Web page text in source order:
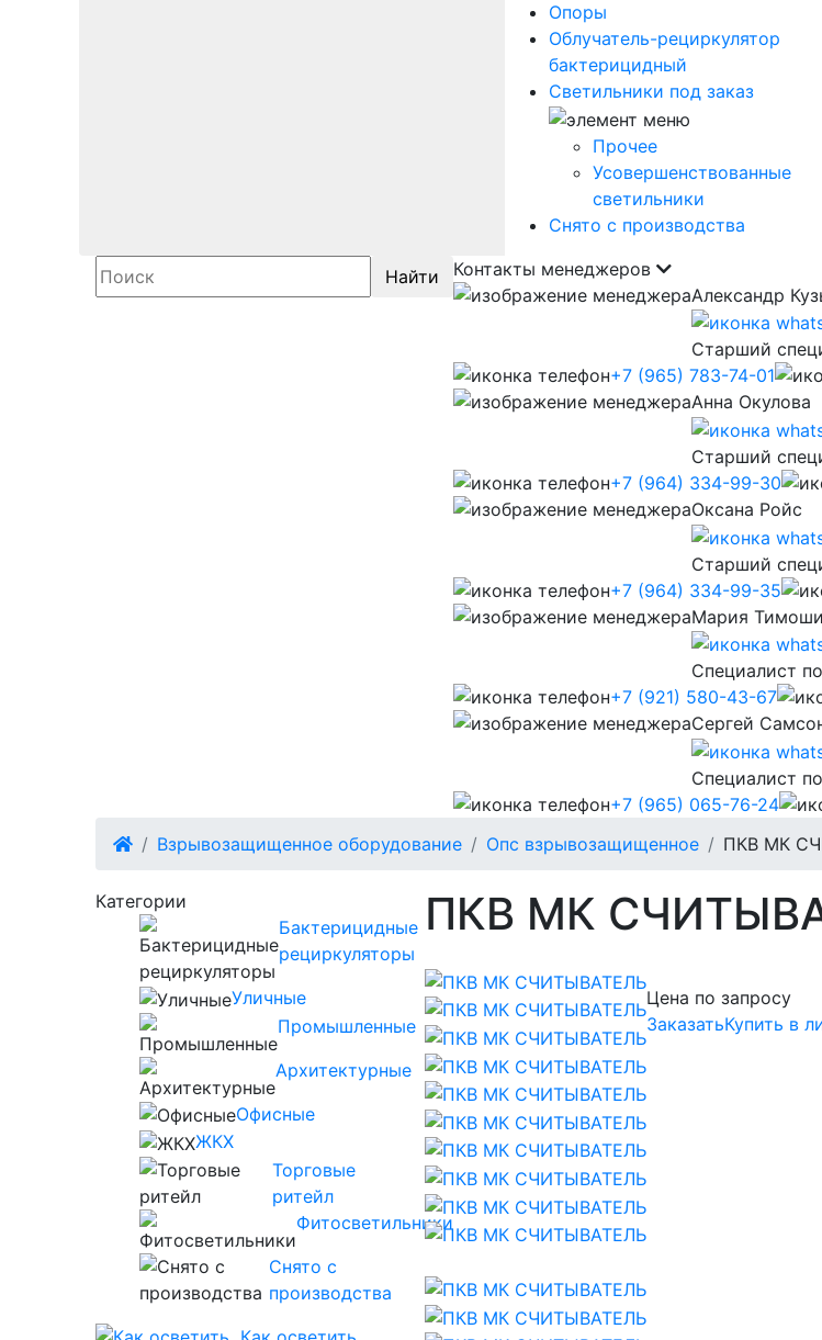
Опоры
Облучатель-рециркулятор
бактерицидный
Светильники под заказ
Прочее
Усовершенствованные
светильники
Снято с производства
Найти
Контакты менеджеров
Александр
Старший
+7 (965) 783-74-01
Анна Окулова
Старший
+7 (964) 334-99-30
Оксана Ройс
Старший
+7 (964) 334-99-35
Мария
Cпециалист
+7 (921) 580-43-67
Сергей
Cпециалист
+7 (965) 065-76-24
Взрывозащищенное оборудование
Опс взрывозащищенное ПКВ МК
Категории
Бактерицидные
рециркуляторы
Уличные
Промышленные
Архитектурные
Офисные
ЖКХ
Торговые
ритейл
Фитосветильники
Снято с
производства
ПКВ МК
Цена по запросу
ЗаказатьКупить в